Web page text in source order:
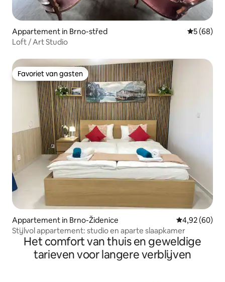
Appartement in Brno-střed
5 (68)
Loft / Art Studio
Favoriet van gasten
Favoriet van gasten
Appartement in Brno-Židenice Gemiddelde
4,92 (60)
Stijlvol appartement: studio en aparte slaapkamer
Het comfort van thuis en geweldige
tarieven voor langere verblijven